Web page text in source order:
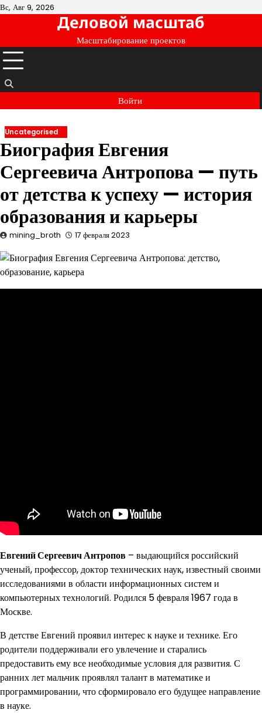
Перейти
Вс, Авг 9, 2026
Деловой масштаб
Масштабирование проектов
Войти
Uncategorised
Биография Евгения
Сергеевича Антропова — путь
от детства к успеху — история
образования и карьеры
mining_broth 17 февраля 2023
Евгений Сергеевич Антропов – выдающийся российский
ученый, профессор, доктор технических наук, известный своими
исследованиями в области информационных систем и
компьютерных технологий. Родился 5 февраля 1967 года в
Москве.
В детстве Евгений проявил интерес к науке и технике. Его
родители поддерживали его увлечение и старались
предоставить ему все необходимые условия для развития. С
ранних лет мальчик проявлял талант в математике и
программировании, что сформировало его будущее направление
в науке.